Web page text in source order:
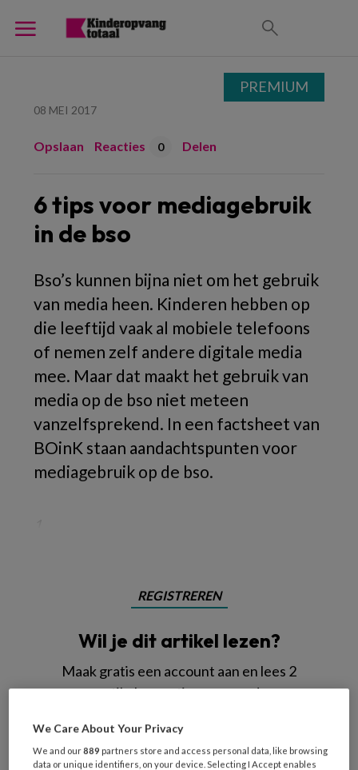
08 MEI 2017
Opslaan Reacties 0 Delen
6 tips voor mediagebruik
in de bso
Bso’s kunnen bijna niet om het gebruik
van media heen. Kinderen hebben op
die leeftijd vaak al mobiele telefoons
of nemen zelf andere digitale media
mee. Maar dat maakt het gebruik van
media op de bso niet meteen
vanzelfsprekend. In een factsheet van
BOinK staan aandachtspunten voor
mediagebruik op de bso.
REGISTREREN
Wil je dit artikel lezen?
Maak gratis een account aan en lees 2
artikelen gratis per maand
Al een account of abonnement?
PREMIUM
We Care About Your Privacy
We and our889 partners store and access personal data, like browsing
data or unique identifiers, on your device. Selecting I Accept enables